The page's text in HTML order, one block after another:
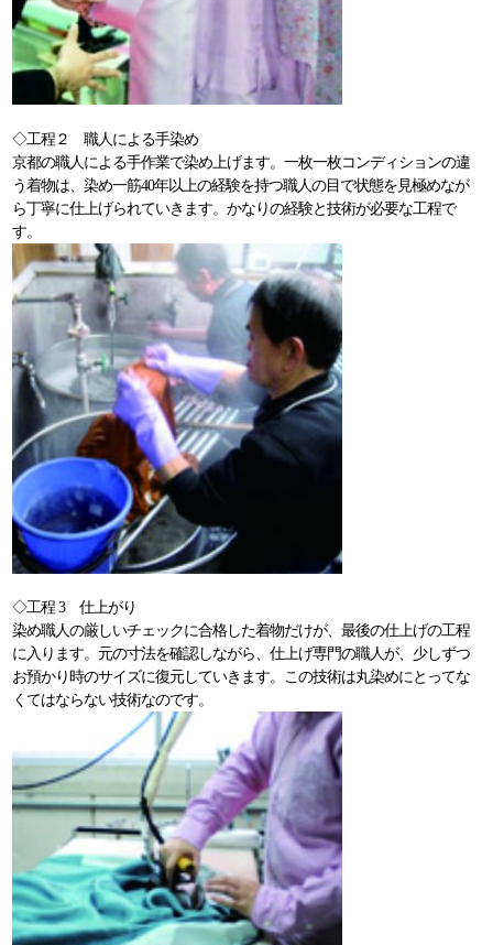
◇工程２ 職人による手染め
京都の職人による手作業で染め上げます。一枚一枚コンディションの違
う着物は、染め一筋40年以上の経験を持つ職人の目で状態を見極めなが
ら丁寧に仕上げられていきます。かなりの経験と技術が必要な工程で
す。
◇工程 3 仕上がり
染め職人の厳しいチェックに合格した着物だけが、最後の仕上げの工程
に入ります。元の寸法を確認しながら、仕上げ専門の職人が、少しずつ
お預かり時のサイズに復元していきます。この技術は丸染めにとってな
くてはならない技術なのです。